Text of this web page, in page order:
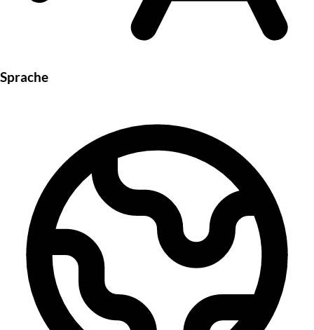
Sprache